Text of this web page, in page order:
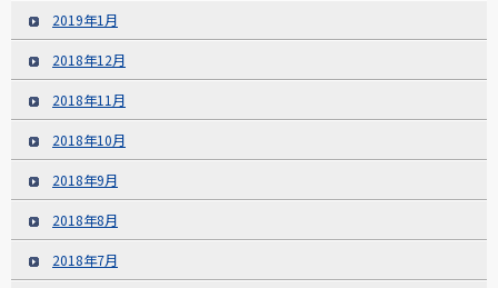
2019年1月
2018年12月
2018年11月
2018年10月
2018年9月
2018年8月
2018年7月